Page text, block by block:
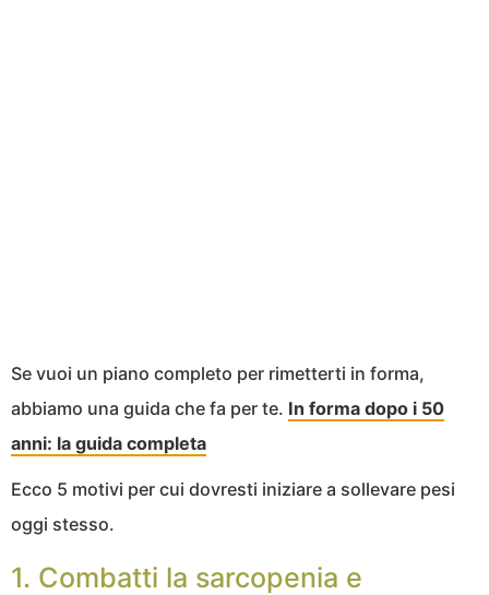
Se vuoi un piano completo per rimetterti in forma,
abbiamo una guida che fa per te. In forma dopo i 50
anni: la guida completa
Ecco 5 motivi per cui dovresti iniziare a sollevare pesi
oggi stesso.
1. Combatti la sarcopenia e